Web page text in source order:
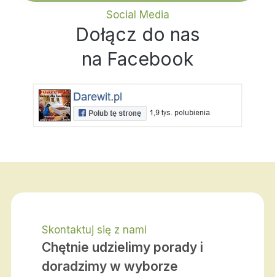
Social Media
Dołącz do nas
na Facebook
Skontaktuj się z nami
Chętnie udzielimy porady i
doradzimy w wyborze